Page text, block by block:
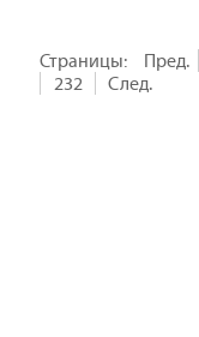
Страницы:
Пред.
232
След.